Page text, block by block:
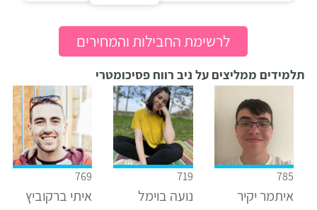
לרשימת החבילות והמחירים
תלמידים ממליצים על ניב רווח פסיכומטרי
785
איתמר יקיר
719
נועה בוימל
769
איתי ברקוביץ